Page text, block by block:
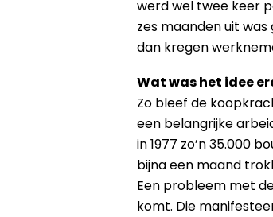
werd wel twee keer
zes maanden uit
dan kregen
Wat was het idee
Zo bleef de
een belangrijke
in 1977 zo’n 35.000
bijna een maand
Een probleem met
komt. Die